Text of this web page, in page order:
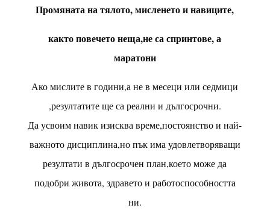
Промяната на тялото, мисленето и навиците,
както повечето неща,не са спринтове, а
маратони
Ако мислите в години,а не в месеци или седмици
,резултатите ще са реални и дългосрочни.
Да усвоим навик изисква време,постоянство и най-
важното дисциплина,но пък има удовлетворяващи
резултати в дългосрочен план,което може да
подобри живота, здравето и работоспособността
ни.